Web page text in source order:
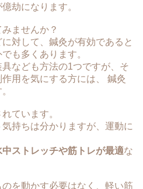
劫になります。
みませんか？
対して、鍼灸が有効であると
も多くあります。
なども方法の1つですが、そ
用を気にする方には、 鍼灸
ています。
持ちは分かりますが、運動に
中ストレッチや筋トレが最適な
を動かす必要はなく、軽い筋